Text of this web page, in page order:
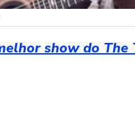
show do The